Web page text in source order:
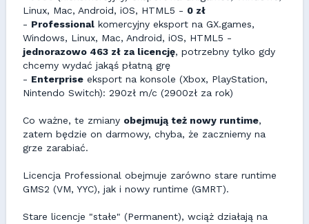
Linux, Mac, Android, iOS, HTML5 - 0 zł
- Professional komercyjny eksport na GX.games,
Windows, Linux, Mac, Android, iOS, HTML5 -
jednorazowo 463 zł za licencję, potrzebny tylko gdy
chcemy wydać jakąś płatną grę
- Enterprise eksport na konsole (Xbox, PlayStation,
Nintendo Switch): 290zł m/c (2900zł za rok)
Co ważne, te zmiany obejmują też nowy runtime,
zatem będzie on darmowy, chyba, że zaczniemy na
grze zarabiać.
Licencja Professional obejmuje zarówno stare runtime
GMS2 (VM, YYC), jak i nowy runtime (GMRT).
Stare licencje "stałe" (Permanent), wciąż działają na